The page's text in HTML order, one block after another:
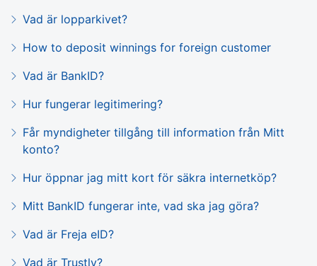
Vad är lopparkivet?
How to deposit winnings for foreign customer
Vad är BankID?
Hur fungerar legitimering?
Får myndigheter tillgång till information från Mitt
konto?
Hur öppnar jag mitt kort för säkra internetköp?
Mitt BankID fungerar inte, vad ska jag göra?
Vad är Freja eID?
Vad är Trustly?